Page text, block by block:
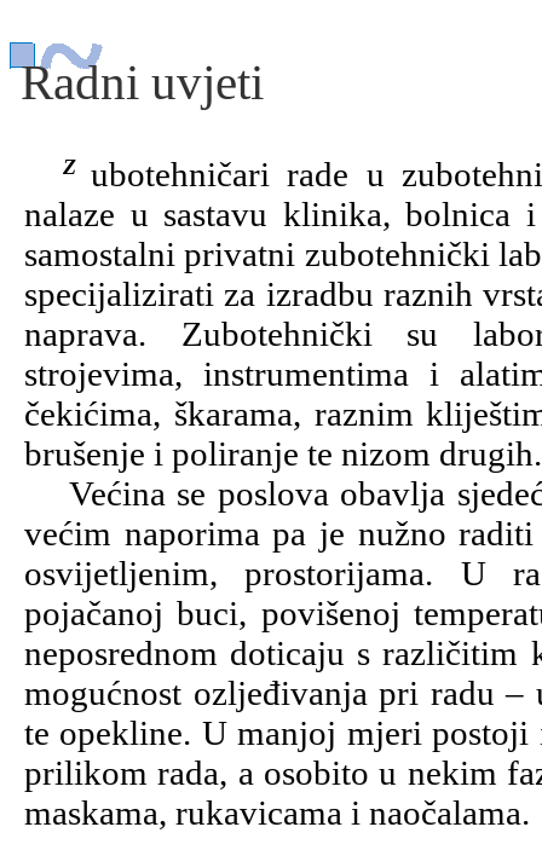
Radni uvjeti
Zubotehničari rade u zubotehničkim laboratorijima. Takvi se laboratoriji
nalaze u sastavu klinika, bolnica
samostalni privatni zubotehnički
specijalizirati za izradbu raznih
naprava. Zubotehnički su
strojevima, instrumentima i
čekićima, škarama, raznim
brušenje i poliranje te nizom drugih.
Većina se poslova obavlja
većim naporima pa je nužno
osvijetljenim, prostorijama. U
pojačanoj buci, povišenoj
neposrednom doticaju s različitim
mogućnost ozljeđivanja pri radu
te opekline. U manjoj mjeri postoji
prilikom rada, a osobito u nekim
maskama, rukavicama i naočalama.